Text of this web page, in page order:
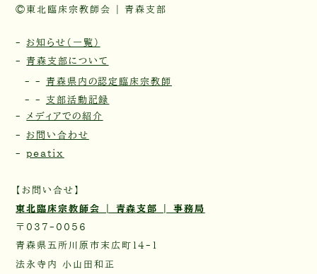
©東北臨床宗教師会 | 青森支部
- お知らせ（一覧）
-青森支部について
- - 青森県内の認定臨床宗教師
- - 支部活動記録
- メディアでの紹介
- お問い合わせ
-peatix
【お問い合せ】
東北臨床宗教師会 | 青森支部 | 事務局
〒037-0056
青森県五所川原市末広町14-1
法永寺内 小山田和正